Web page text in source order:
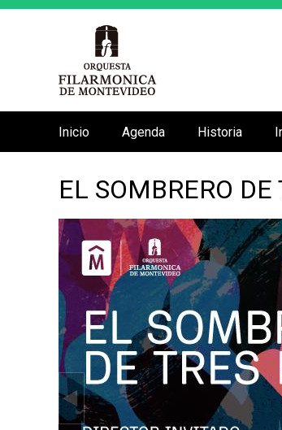
EL SOMBRERO DE
n
ú
p
r
n
c
i
p
a
l
Inicio Agenda Historia